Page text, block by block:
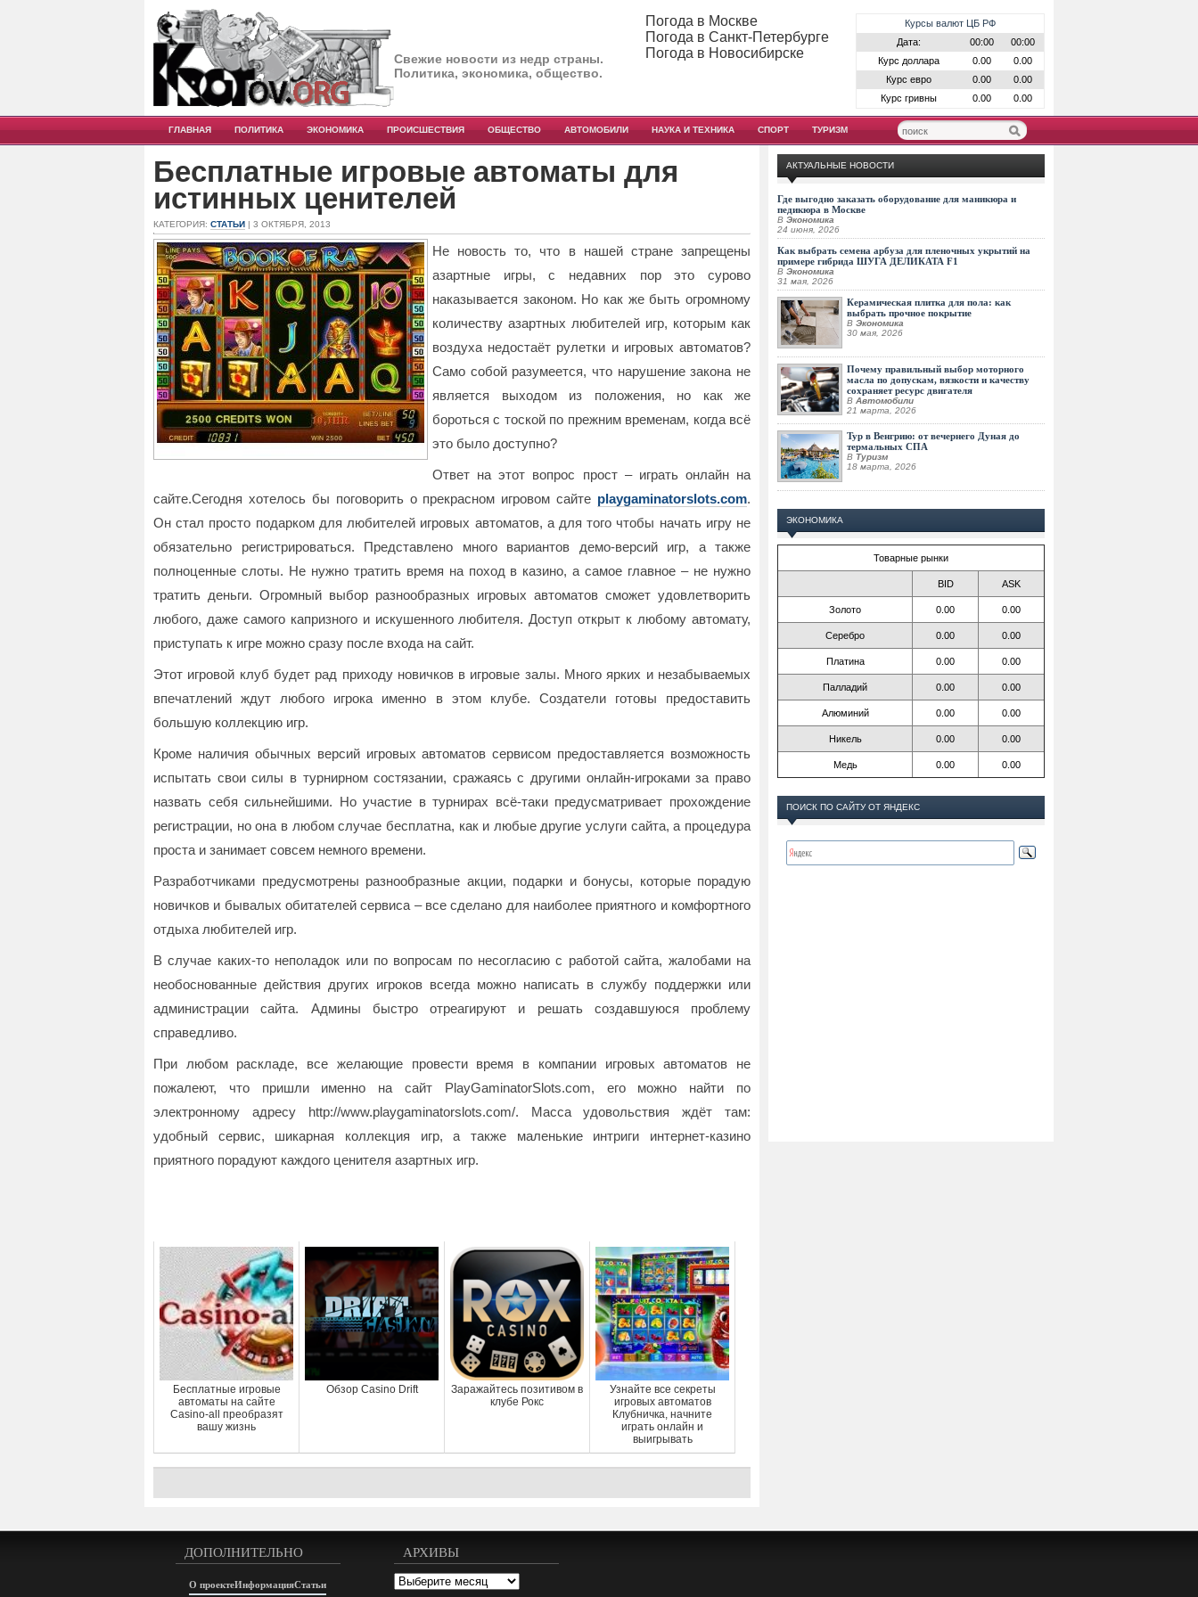
Свежие новости из недр страны.
Политика, экономика, общество.
Курсы валют ЦБ РФ
Дата:
00:00
00:00
Курс доллара
0.00
0.00
Курс евро
0.00
0.00
Курс гривны
0.00 0.00
Погода в Москве
Погода в Санкт-Петербурге
Погода в Новосибирске
ГЛАВНАЯ ПОЛИТИКА ЭКОНОМИКА ПРОИСШЕСТВИЯ ОБЩЕСТВО АВТОМОБИЛИ НАУКА И ТЕХНИКА СПОРТ ТУРИЗМ
Бесплатные игровые автоматы для
истинных ценителей
КАТЕГОРИЯ: СТАТЬИ | 3 ОКТЯБРЯ, 2013
Не новость то, что в нашей стране запрещены
азартные игры, с недавних пор это сурово
наказывается законом. Но как же быть огромному
количеству азартных любителей игр, которым как
воздуха недостаёт рулетки и игровых автоматов?
Само собой разумеется, что нарушение закона не
является выходом из положения, но как же
бороться с тоской по прежним временам, когда всё
это было доступно?
Ответ на этот вопрос прост – играть онлайн на
сайте.Сегодня хотелось бы поговорить о прекрасном игровом сайте playgaminatorslots.com.
Он стал просто подарком для любителей игровых автоматов, а для того чтобы начать игру не
обязательно регистрироваться. Представлено много вариантов демо-версий игр, а также
полноценные слоты. Не нужно тратить время на поход в казино, а самое главное – не нужно
тратить деньги. Огромный выбор разнообразных игровых автоматов сможет удовлетворить
любого, даже самого капризного и искушенного любителя. Доступ открыт к любому автомату,
приступать к игре можно сразу после входа на сайт.
Этот игровой клуб будет рад приходу новичков в игровые залы. Много ярких и незабываемых
впечатлений ждут любого игрока именно в этом клубе. Создатели готовы предоставить
большую коллекцию игр.
Кроме наличия обычных версий игровых автоматов сервисом предоставляется возможность
испытать свои силы в турнирном состязании, сражаясь с другими онлайн-игроками за право
назвать себя сильнейшими. Но участие в турнирах всё-таки предусматривает прохождение
регистрации, но она в любом случае бесплатна, как и любые другие услуги сайта, а процедура
проста и занимает совсем немного времени.
Разработчиками предусмотрены разнообразные акции, подарки и бонусы, которые порадую
новичков и бывалых обитателей сервиса – все сделано для наиболее приятного и комфортного
отдыха любителей игр.
В случае каких-то неполадок или по вопросам по несогласию с работой сайта, жалобами на
необоснованные действия других игроков всегда можно написать в службу поддержки или
администрации сайта. Админы быстро отреагируют и решать создавшуюся проблему
справедливо.
При любом раскладе, все желающие провести время в компании игровых автоматов не
пожалеют, что пришли именно на сайт PlayGaminatorSlots.com, его можно найти по
электронному адресу http://www.playgaminatorslots.com/. Масса удовольствия ждёт там:
удобный сервис, шикарная коллекция игр, а также маленькие интриги интернет-казино
приятного порадуют каждого ценителя азартных игр.
Бесплатные игровые
автоматы на сайте
Casino-all преобразят
вашу жизнь
Обзор Casino Drift
Заражайтесь позитивом в
клубе Рокс
Узнайте все секреты
игровых автоматов
Клубничка, начните
играть онлайн и
выигрывать
АКТУАЛЬНЫЕ НОВОСТИ
Где выгодно заказать оборудование для маникюра и
педикюра в Москве
В Экономика
24 июня, 2026
Как выбрать семена арбуза для пленочных укрытий на
примере гибрида ШУГА ДЕЛИКАТА F1
В Экономика
31 мая, 2026
Керамическая плитка для пола: как
выбрать прочное покрытие
В Экономика
30 мая, 2026
Почему правильный выбор моторного
масла по допускам, вязкости и качеству
сохраняет ресурс двигателя
В Автомобили
21 марта, 2026
Тур в Венгрию: от вечернего Дуная до
термальных СПА
В Туризм
18 марта, 2026
ЭКОНОМИКА
Товарные рынки
BID ASK
Золото 0.00 0.00
Серебро 0.00 0.00
Платина 0.00 0.00
Палладий 0.00 0.00
Алюминий 0.00 0.00
Никель 0.00 0.00
Медь 0.00 0.00
ПОИСК ПО САЙТУ ОТ ЯНДЕКС
ДОПОЛНИТЕЛЬНО
О проектеИнформацияСтатьи
АРХИВЫ
Архивы